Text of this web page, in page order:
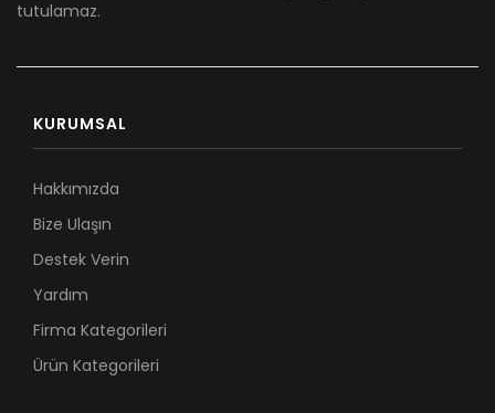
tutulamaz.
KURUMSAL
Hakkımızda
Bize Ulaşın
Destek Verin
Yardım
Firma Kategorileri
Ürün Kategorileri